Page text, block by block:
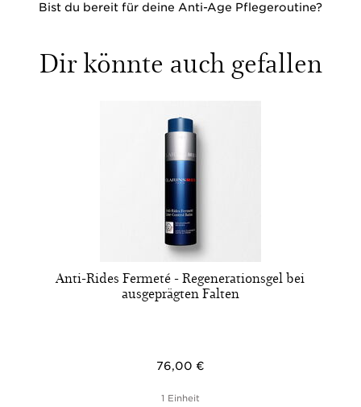
Bist du bereit für deine Anti-Age Pflegeroutine?
Dir könnte auch gefallen
Anti-Rides Fermeté - Regenerationsgel bei
ausgeprägten Falten
76,00 €
1 Einheit